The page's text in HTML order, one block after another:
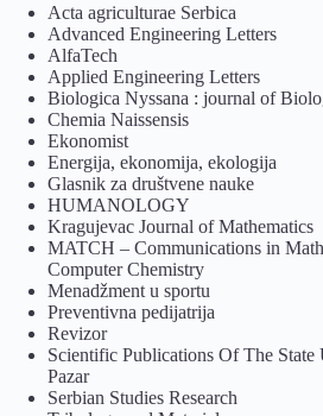
Acta agriculturae Serbica
Advanced Engineering Letters
AlfaTech
Applied Engineering Letters
Biologica Nyssana : journal of
Chemia Naissensis
Ekonomist
Energija, ekonomija, ekologija
Glasnik za društvene nauke
HUMANOLOGY
Kragujevac Journal of Mathematics
MATCH – Communications in
Computer Chemistry
Menadžment u sportu
Preventivna pedijatrija
Revizor
Scientific Publications Of The
Pazar
Serbian Studies Research